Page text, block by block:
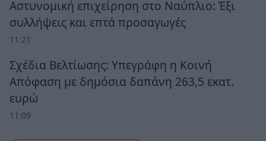
Αστυνομική επιχείρηση στο Ναύπλιο: Έξι
συλλήψεις και επτά προσαγωγές
11:21
Σχέδια Βελτίωσης: Υπεγράφη η Κοινή
Απόφαση με δημόσια δαπάνη 263,5 εκατ.
ευρώ
11:09